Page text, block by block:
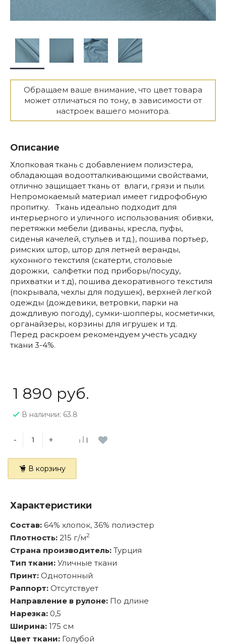
Обращаем ваше внимание, что цвет товара
может отличаться по тону, в зависимости от
настроек вашего монитора.
Описание
Хлопковая ткань с добавлением полиэстера,
обладающая водоотталкивающими свойствами,
отлично защищает ткань от влаги, грязи и пыли.
Непромокаемый материал имеет гидрофобную
пропитку. Ткань идеально подходит для
интерьерного и уличного использования: обивки,
перетяжки мебели (диваны, кресла, пуфы,
сиденья качелей, стульев и тд.), пошива портьер,
римских штор, штор для летней веранды,
кухонного текстиля (скатерти, столовые
дорожки, салфетки под приборы/посуду,
прихватки и т.д), пошива декоративного текстиля
(покрывала, чехлы для подушек), верхней легкой
одежды (дождевики, ветровки, парки на
дождливую погоду), сумки-шопперы, косметички,
органайзеры, корзины для игрушек и тд.
Перед раскроем рекомендуем учесть усадку
ткани 3-4%.
1 890 руб.
В наличии: 63.8
- +
В корзину
Характеристики
Состав: 64% хлопок, 36% полиэстер
Плотность: 215 г/м2
Страна производитель: Турция
Тип ткани: Уличные ткани
Принт: Однотонный
Раппорт: Отсутствует
Направление в рулоне: По длине
Нарезка: 0,5
Ширина: 175 см
Цвет ткани: Голубой